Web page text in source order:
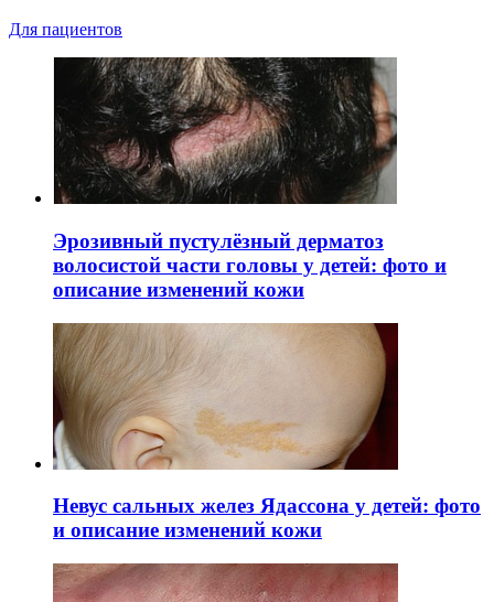
Для пациентов
Эрозивный пустулёзный дерматоз
волосистой части головы у детей: фото и
описание изменений кожи
Невус сальных желез Ядассона у детей: фото
и описание изменений кожи